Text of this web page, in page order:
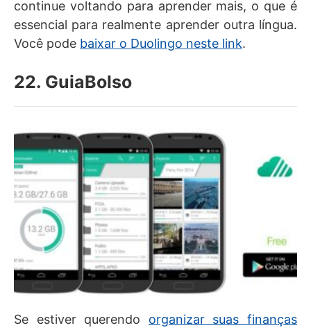
continue voltando para aprender mais, o que é
essencial para realmente aprender outra língua.
Você pode baixar o Duolingo neste link.
22. GuiaBolso
Se estiver querendo organizar suas finanças